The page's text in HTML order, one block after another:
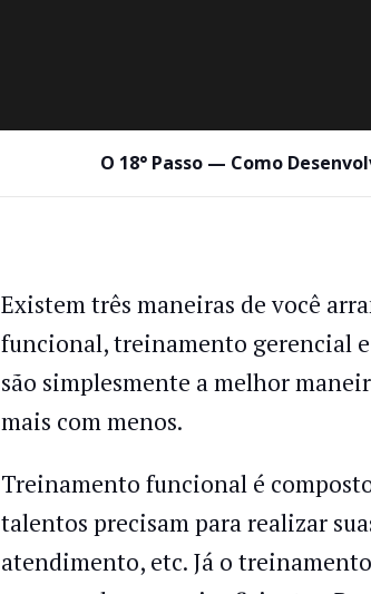
O 18° Passo — Como
Existem três maneiras de você
funcional, treinamento gerencial
são simplesmente a melhor
mais com menos.
Treinamento funcional é
talentos precisam para realizar
atendimento, etc. Já o